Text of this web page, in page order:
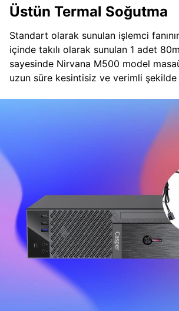
Üstün Termal Soğutma
Standart olarak sunulan işlemci
içinde takılı olarak sunulan 1 adet
sayesinde Nirvana M500 model
uzun süre kesintisiz ve verimli şekilde